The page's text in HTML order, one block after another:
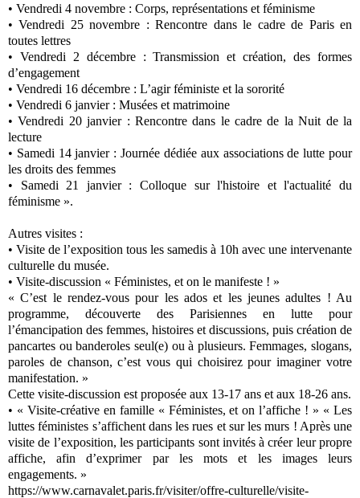
• Vendredi 4 novembre : Corps, représentations et féminisme
• Vendredi 25 novembre : Rencontre dans le cadre de Paris en
toutes lettres
• Vendredi 2 décembre : Transmission et création, des formes
d’engagement
• Vendredi 16 décembre : L’agir féministe et la sororité
• Vendredi 6 janvier : Musées et matrimoine
• Vendredi 20 janvier : Rencontre dans le cadre de la Nuit de la
lecture
• Samedi 14 janvier : Journée dédiée aux associations de lutte pour
les droits des femmes
• Samedi 21 janvier : Colloque sur l'histoire et l'actualité du
féminisme ».
Autres visites :
• Visite de l’exposition tous les samedis à 10h avec une intervenante
culturelle du musée.
• Visite-discussion « Féministes, et on le manifeste ! »
« C’est le rendez-vous pour les ados et les jeunes adultes ! Au
programme, découverte des Parisiennes en lutte pour
l’émancipation des femmes, histoires et discussions, puis création de
pancartes ou banderoles seul(e) ou à plusieurs. Femmages, slogans,
paroles de chanson, c’est vous qui choisirez pour imaginer votre
manifestation. »
Cette visite-discussion est proposée aux 13-17 ans et aux 18-26 ans.
• « Visite-créative en famille « Féministes, et on l’affiche ! » « Les
luttes féministes s’affichent dans les rues et sur les murs ! Après une
visite de l’exposition, les participants sont invités à créer leur propre
affiche, afin d’exprimer par les mots et les images leurs
engagements. »
https://www.carnavalet.paris.fr/visiter/offre-culturelle/visite-